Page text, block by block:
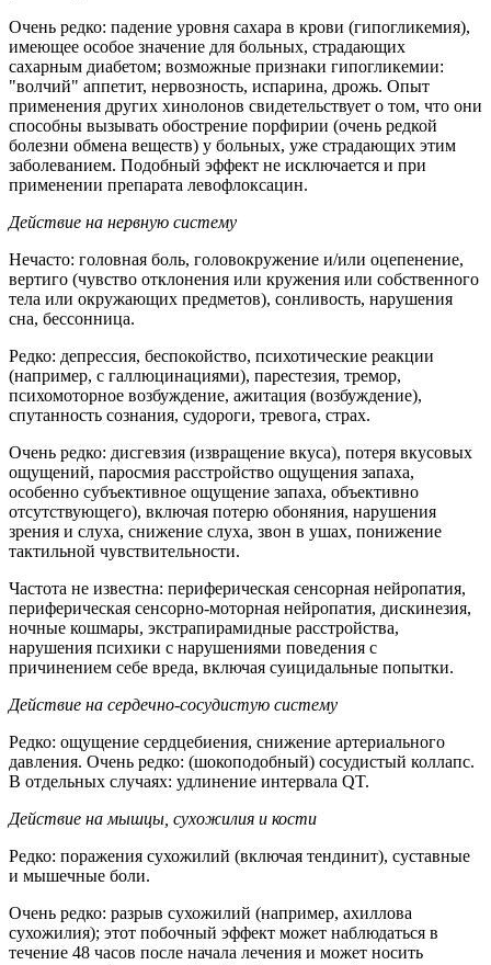
Очень редко: падение уровня сахара в крови (гипогликемия),
имеющее особое значение для больных, страдающих
сахарным диабетом; возможные признаки гипогликемии:
"волчий" аппетит, нервозность, испарина, дрожь. Опыт
применения других хинолонов свидетельствует о том, что они
способны вызывать обострение порфирии (очень редкой
болезни обмена веществ) у больных, уже страдающих этим
заболеванием. Подобный эффект не исключается и при
применении препарата левофлоксацин.
Действие на нервную систему
Нечасто: головная боль, головокружение и/или оцепенение,
вертиго (чувство отклонения или кружения или собственного
тела или окружающих предметов), сонливость, нарушения
сна, бессонница.
Редко: депрессия, беспокойство, психотические реакции
(например, с галлюцинациями), парестезия, тремор,
психомоторное возбуждение, ажитация (возбуждение),
спутанность сознания, судороги, тревога, страх.
Очень редко: дисгевзия (извращение вкуса), потеря вкусовых
ощущений, паросмия расстройство ощущения запаха,
особенно субъективное ощущение запаха, объективно
отсутствующего), включая потерю обоняния, нарушения
зрения и слуха, снижение слуха, звон в ушах, понижение
тактильной чувствительности.
Частота не известна: периферическая сенсорная нейропатия,
периферическая сенсорно-моторная нейропатия, дискинезия,
ночные кошмары, экстрапирамидные расстройства,
нарушения психики с нарушениями поведения с
причинением себе вреда, включая суицидальные попытки.
Действие на сердечно-сосудистую систему
Редко: ощущение сердцебиения, снижение артериального
давления. Очень редко: (шокоподобный) сосудистый коллапс.
В отдельных случаях: удлинение интервала QT.
Действие на мышцы, сухожилия и кости
Редко: поражения сухожилий (включая тендинит), суставные
и мышечные боли.
Очень редко: разрыв сухожилий (например, ахиллова
сухожилия); этот побочный эффект может наблюдаться в
течение 48 часов после начала лечения и может носить